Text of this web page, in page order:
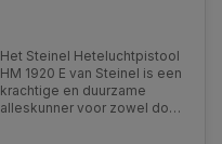
Het Steinel Heteluchtpistool
HM 1920 E van Steinel is een
krachtige en duurzame
alleskunner voor zowel doe-